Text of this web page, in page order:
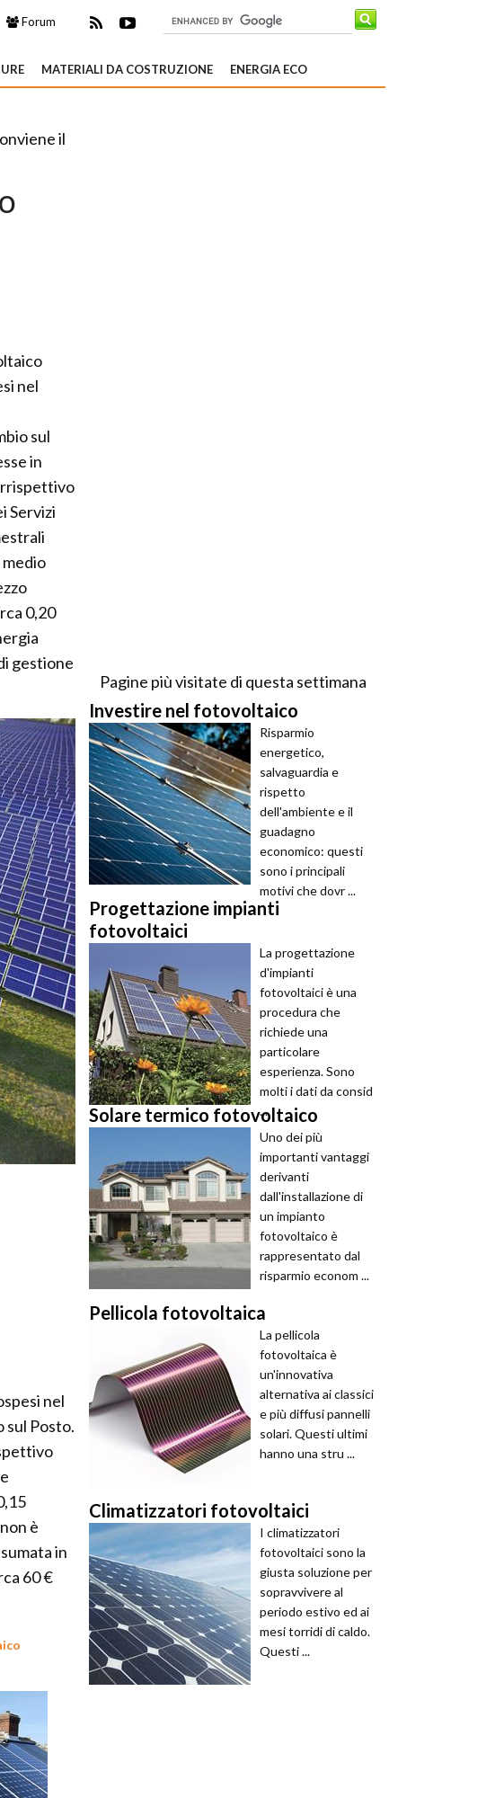
Forum
MATERIALI DA COSTRUZIONE ENERGIA ECO
il
nel
sul
in
Servizi
0,20
gestione
nel
sul Posto.
è
in
60 €
Pagine più visitate di questa settimana
Investire nel fotovoltaico
Risparmio
energetico,
salvaguardia e
rispetto
dell'ambiente e il
guadagno
economico: questi
sono i principali
motivi che dovr ...
Progettazione impianti
fotovoltaici
La progettazione
d'impianti
fotovoltaici è una
procedura che
richiede una
particolare
esperienza. Sono
molti i dati da consid
...
Solare termico fotovoltaico
Uno dei più
importanti vantaggi
derivanti
dall'installazione di
un impianto
fotovoltaico è
rappresentato dal
risparmio econom ...
Pellicola fotovoltaica
La pellicola
fotovoltaica è
un'innovativa
alternativa ai classici
e più diffusi pannelli
solari. Questi ultimi
hanno una stru ...
Climatizzatori fotovoltaici
I climatizzatori
fotovoltaici sono la
giusta soluzione per
sopravvivere al
periodo estivo ed ai
mesi torridi di caldo.
Questi ...